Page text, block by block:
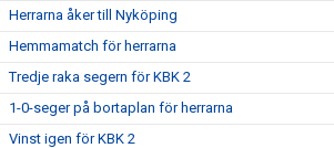
Herrarna åker till Nyköping
Hemmamatch för herrarna
Tredje raka segern för KBK 2
1-0-seger på bortaplan för herrarna
Vinst igen för KBK 2